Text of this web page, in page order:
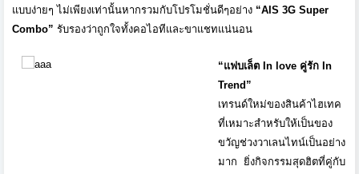
แบบง่ายๆ ไม่เพียงเท่านั้นหากรวมกับโปรโมชั่นดีๆอย่าง “AIS 3G Super
Combo” รับรองว่าถูกใจทั้งคอไอทีและขาแชทแน่นอน
“แฟบเล็ต In love คู่รัก In
Trend”
เทรนด์ใหม่ของสินค้าไฮเทค
ที่เหมาะสำหรับให้เป็นของ
ขวัญช่วงวาเลนไทน์เป็นอย่าง
มาก
ยิ่งกิจกรรมสุดฮิตที่คู่กับ